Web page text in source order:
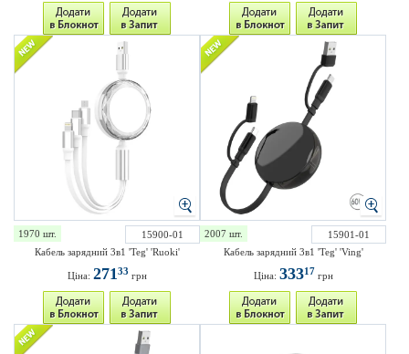
1970 шт.
15900-01
Кабель зарядний 3в1 'Teg' 'Ruoki'
Ціна: 27133 грн
2007 шт.
15901-01
Кабель зарядний 3в1 'Teg' 'Ving'
Ціна: 33317 грн